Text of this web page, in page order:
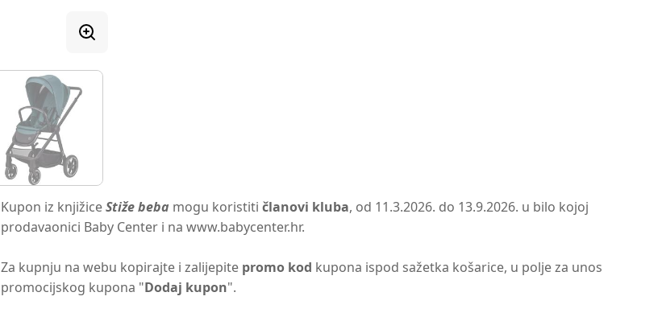
Kupon iz knjižiceStiže beba mogu koristitičlanovi kluba, od 11.3.2026. do 13.9.2026. u bilo kojoj
prodavaonici Baby Center i na www.babycenter.hr.
Za kupnju na webu kopirajte i zalijepite promo kod kupona ispod sažetka košarice, u polje za unos
promocijskog kupona "Dodaj kupon".